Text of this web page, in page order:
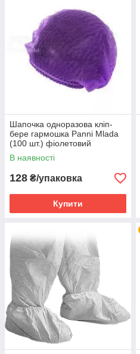
Шапочка одноразова кліп-
бере гармошка Panni Mlada
(100 шт.) фіолетовий
В наявності
128 ₴/упаковка
Купити